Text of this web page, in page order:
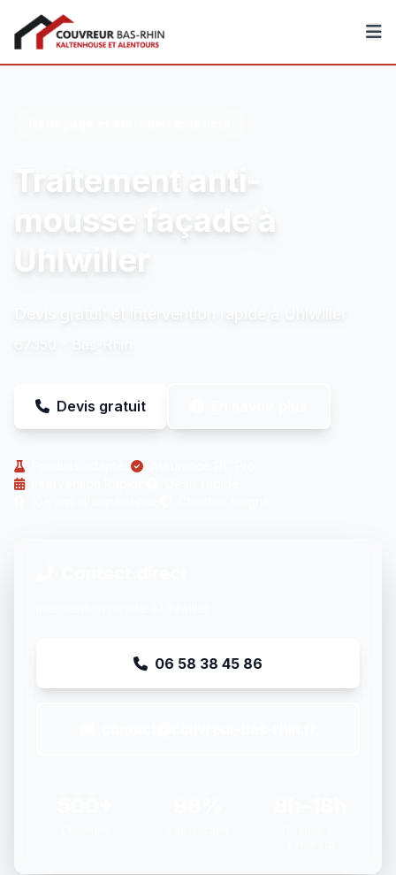
Couvreur Bas-Rhin
Traitement anti-
mousse façade à
Uhlwiller
Devis gratuit
06 58 38 45 86